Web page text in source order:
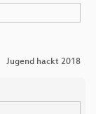
Jugend hackt 2018